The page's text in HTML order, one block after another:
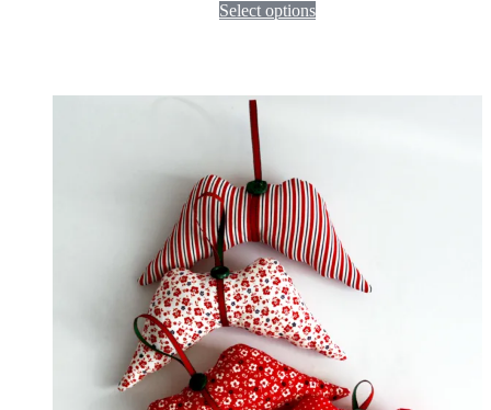
Select options